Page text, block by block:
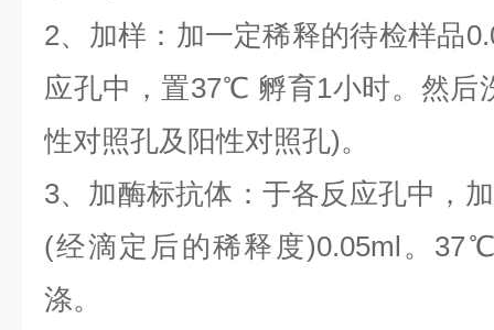
2、加样：加一定稀释的待检样品
应孔中，置37℃ 孵育1小时。然后
性对照孔及阳性对照孔)。
3、加酶标抗体：于各反应孔中，
(经滴定后的稀释度)0.05ml。
涤。